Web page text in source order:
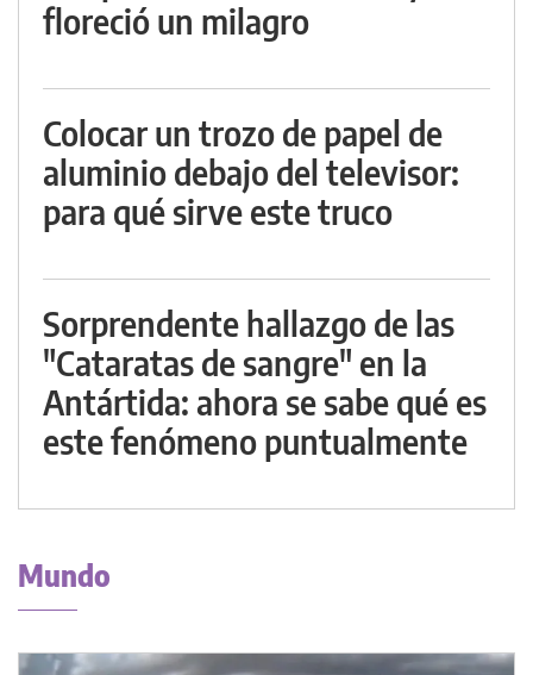
floreció un milagro
Colocar un trozo de papel de
aluminio debajo del televisor:
para qué sirve este truco
Sorprendente hallazgo de las
"Cataratas de sangre" en la
Antártida: ahora se sabe qué es
este fenómeno puntualmente
Mundo